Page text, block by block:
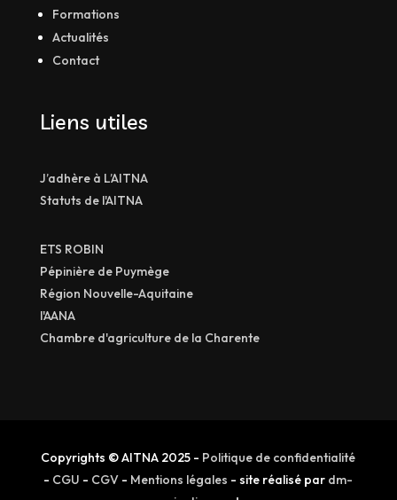
Formations
Actualités
Contact
Liens utiles
J’adhère à L’AITNA
Statuts de l'AITNA
ETS ROBIN
Pépinière de Puymège
Région Nouvelle-Aquitaine
l'AANA
Chambre d'agriculture de la Charente
Copyrights © AITNA 2025 - Politique de confidentialité
- CGU - CGV - Mentions légales - site réalisé par dm-